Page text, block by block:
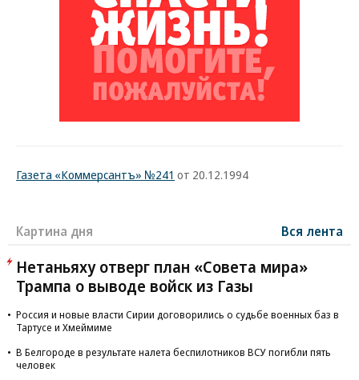
Газета «Коммерсантъ» №241 от 20.12.1994
Картина дня Вся лента
Нетаньяху отверг план «Совета мира»
Трампа о выводе войск из Газы
Россия и новые власти Сирии договорились о судьбе военных баз в
Тартусе и Хмеймиме
В Белгороде в результате налета беспилотников ВСУ погибли пять
человек